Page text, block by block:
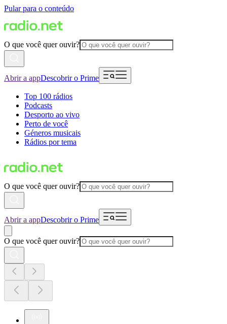
Pular para o conteúdo
O que você quer ouvir?
Abrir a appDescobrir o Prime
Top 100 rádios
Podcasts
Desporto ao vivo
Perto de você
Géneros musicais
Rádios por tema
O que você quer ouvir?
Abrir a appDescobrir o Prime
O que você quer ouvir?